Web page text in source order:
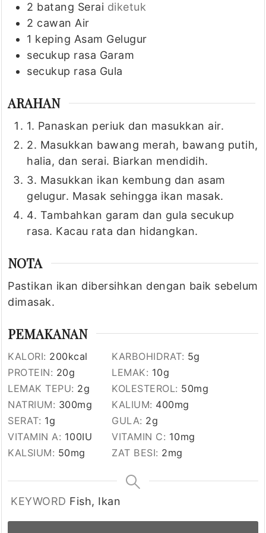
2 batang Serai diketuk
2 cawan Air
1 keping Asam Gelugur
secukup rasa Garam
secukup rasa Gula
ARAHAN
1. Panaskan periuk dan masukkan air.
2. Masukkan bawang merah, bawang putih,
halia, dan serai. Biarkan mendidih.
3. Masukkan ikan kembung dan asam
gelugur. Masak sehingga ikan masak.
4. Tambahkan garam dan gula secukup
rasa. Kacau rata dan hidangkan.
NOTA
Pastikan ikan dibersihkan dengan baik sebelum
dimasak.
PEMAKANAN
KALORI: 200kcal KARBOHIDRAT: 5g
PROTEIN: 20g LEMAK: 10g
LEMAK TEPU: 2g KOLESTEROL: 50mg
NATRIUM: 300mg KALIUM: 400mg
SERAT: 1g GULA: 2g
VITAMIN A: 100IU VITAMIN C: 10mg
KALSIUM: 50mg ZAT BESI: 2mg
KEYWORD Fish, Ikan